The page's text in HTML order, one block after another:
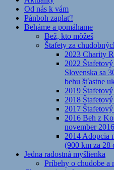
Od nás k vám
Pánboh zaplať!
Beháme a pomáhame
Bež, kto môžeš
Štafety za
2023 Charity
2022
Slovenska sa
behu šťastne
2019
2018
2017
2016 Beh z
november 2016
2014 Adopcia
(900 km za 28
Jedna radostná myšlienka
Príbehy o chudobe a